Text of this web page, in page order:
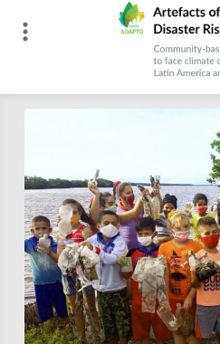
Artefacts of Disaster